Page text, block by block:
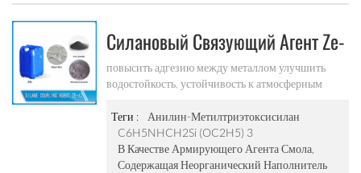
-использованный для поверхностного покрытия
хранение и обработка доступно в 25 кг / барабан
хранить продукты в плотно закрытых
оригинальных контейнерах при 5-40 ℃ Срок
годности: 12 месяцев с даты поставки в
Силановый Связующий Агент Ze-
42
повысить адгезию между металлом улучшить
водостойкость, устойчивость к атмосферным
Теги :
Анилин-Метилтриэтоксисилан
C6H5NHCH2Si (OC2H5) 3
В Качестве Армирующего Агента Смола,
Содержащая Неорганический Наполнитель